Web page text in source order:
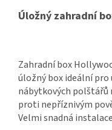
Úložný zahradní
Zahradní box
úložný box ideální
nábytkových polštářů
proti nepříznivým
Velmi snadná